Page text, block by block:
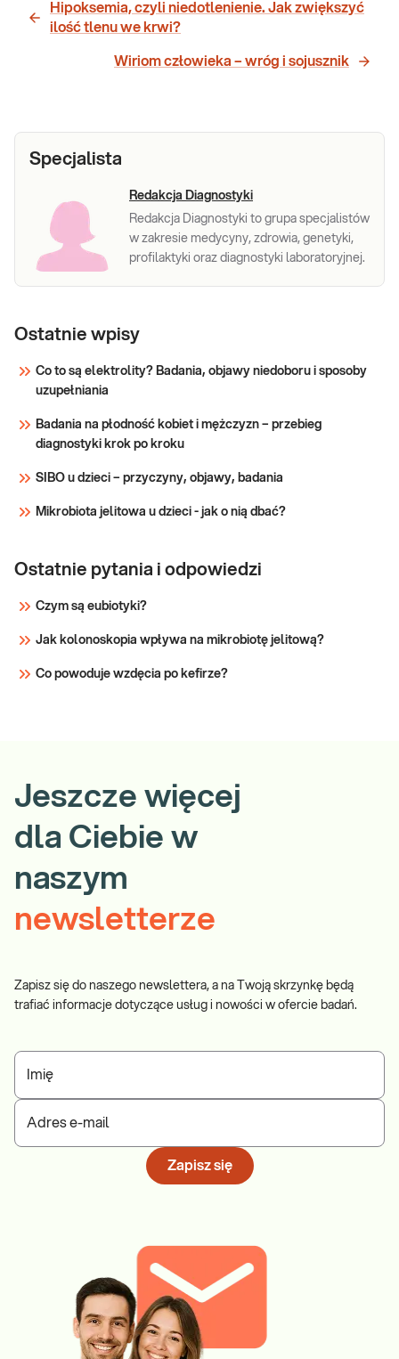
Hipoksemia, czyli niedotlenienie. Jak zwiększyć
ilość tlenu we krwi?
Wiriom człowieka – wróg i sojusznik
Specjalista
Redakcja Diagnostyki
Redakcja Diagnostyki to grupa specjalistów
w zakresie medycyny, zdrowia, genetyki,
profilaktyki oraz diagnostyki laboratoryjnej.
Ostatnie wpisy
Co to są elektrolity? Badania, objawy niedoboru i sposoby
uzupełniania
Badania na płodność kobiet i mężczyzn – przebieg
diagnostyki krok po kroku
SIBO u dzieci – przyczyny, objawy, badania
Mikrobiota jelitowa u dzieci - jak o nią dbać?
Ostatnie pytania i odpowiedzi
Czym są eubiotyki?
Jak kolonoskopia wpływa na mikrobiotę jelitową?
Co powoduje wzdęcia po kefirze?
Jeszcze więcej
dla Ciebie w
naszym
newsletterze
Zapisz się do naszego newslettera, a na Twoją skrzynkę będą
trafiać informacje dotyczące usług i nowości w ofercie badań.
Imię
Adres e-mail
Zapisz się